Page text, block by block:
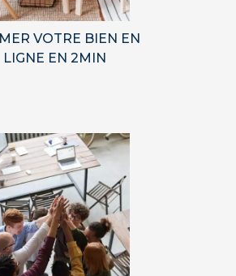
VOTRE BIEN EN
LIGNE EN 2MIN